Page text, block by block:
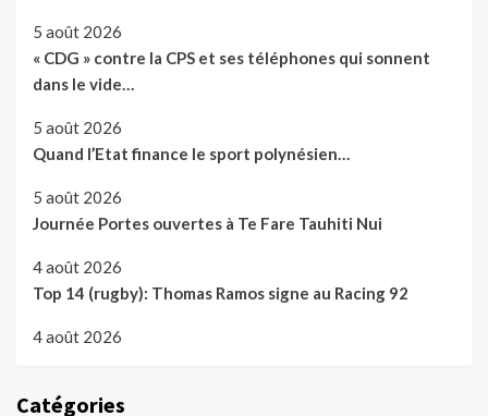
5 août 2026
« CDG » contre la CPS et ses téléphones qui sonnent
dans le vide…
5 août 2026
Quand l’Etat finance le sport polynésien…
5 août 2026
Journée Portes ouvertes à Te Fare Tauhiti Nui
4 août 2026
Top 14 (rugby): Thomas Ramos signe au Racing 92
4 août 2026
Catégories